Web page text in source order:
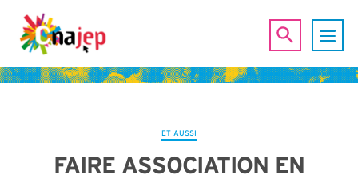
ET AUSSI
FAIRE ASSOCIATION EN